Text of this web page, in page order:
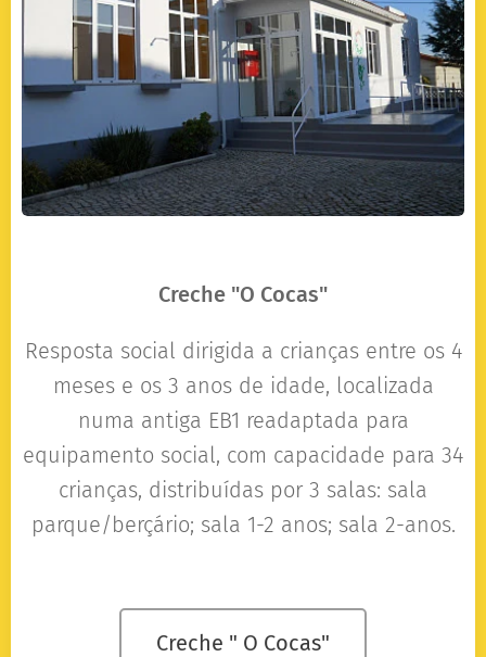
Creche "O Cocas"
Resposta social dirigida a crianças entre os 4
meses e os 3 anos de idade, localizada
numa antiga EB1 readaptada para
equipamento social, com capacidade para 34
crianças, distribuídas por 3 salas: sala
parque/berçário; sala 1-2 anos; sala 2-anos.
Creche " O Cocas"